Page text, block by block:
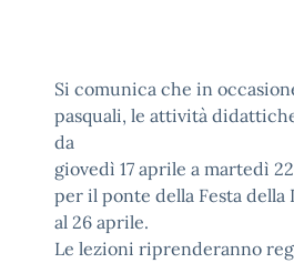
Si comunica che in
pasquali, le attività
da
giovedì 17 aprile a martedì
per il ponte della Festa della
al 26 aprile.
Le lezioni riprenderanno